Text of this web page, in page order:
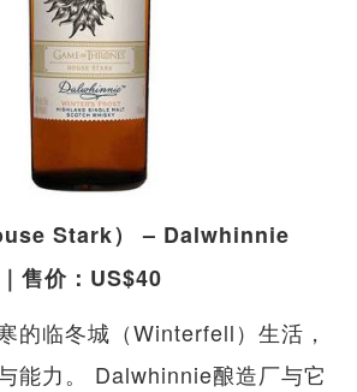
Stark） – Dalwhinnie
售价：US$40
的临冬城（Winterfell）生活，
能力。 Dalwhinnie酿造厂与它